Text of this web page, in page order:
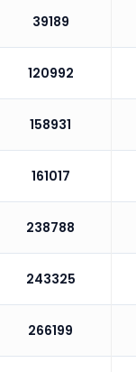
39189
120992
158931
161017
238788
243325
266199